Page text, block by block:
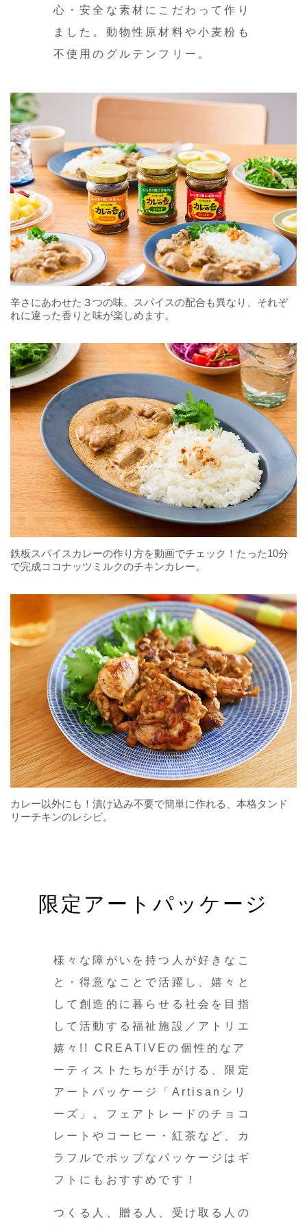
心・安全な素材にこだわって作り
ました。動物性原材料や小麦粉も
不使用のグルテンフリー。
辛さにあわせた３つの味。スパイスの配合も異なり、それぞ
れに違った香りと味が楽しめます。
鉄板スパイスカレーの作り方を動画でチェック！たった10分
で完成ココナッツミルクのチキンカレー。
カレー以外にも！漬け込み不要で簡単に作れる、本格タンド
リーチキンのレシピ。
限定アートパッケージ
様々な障がいを持つ人が好きなこ
と・得意なことで活躍し、嬉々と
して創造的に暮らせる社会を目指
して活動する福祉施設／アトリエ
嬉々!! CREATIVEの個性的なア
ーティストたちが手がける、限定
アートパッケージ「Artisanシリ
ーズ」。フェアトレードのチョコ
レートやコーヒー・紅茶など、カ
ラフルでポップなパッケージはギ
フトにもおすすめです！
つくる人、贈る人、受け取る人の